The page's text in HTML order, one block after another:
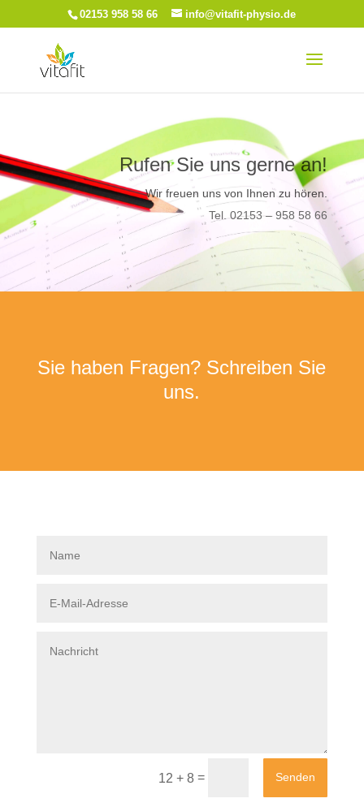
02153 958 58 66 info@vitafit-physio.de
Rufen Sie uns gerne an!
Wir freuen uns von Ihnen zu hören.
Tel. 02153 – 958 58 66
Sie haben Fragen? Schreiben Sie
uns.
12 + 8 = Senden